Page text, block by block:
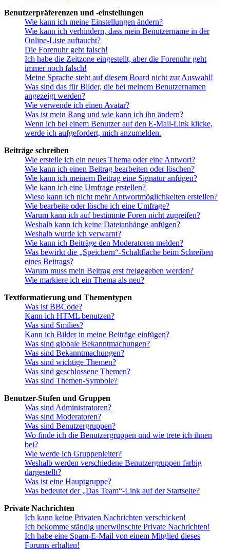
Benutzerpräferenzen und -einstellungen
Wie kann ich meine Einstellungen ändern?
Wie kann ich verhindern, dass mein Benutzername in der
Online-Liste auftaucht?
Die Forenuhr geht falsch!
Ich habe die Zeitzone eingestellt, aber die Forenuhr geht
immer noch falsch!
Meine Sprache steht auf diesem Board nicht zur Auswahl!
Was sind das für Bilder, die bei meinem Benutzernamen
angezeigt werden?
Wie verwende ich einen Avatar?
Was ist mein Rang und wie kann ich ihn ändern?
Wenn ich bei einem Benutzer auf den E-Mail-Link klicke,
werde ich aufgefordert, mich anzumelden.
Beiträge schreiben
Wie erstelle ich ein neues Thema oder eine Antwort?
Wie kann ich einen Beitrag bearbeiten oder löschen?
Wie kann ich meinem Beitrag eine Signatur anfügen?
Wie kann ich eine Umfrage erstellen?
Wieso kann ich nicht mehr Antwortmöglichkeiten erstellen?
Wie bearbeite oder lösche ich eine Umfrage?
Warum kann ich auf bestimmte Foren nicht zugreifen?
Weshalb kann ich keine Dateianhänge anfügen?
Weshalb wurde ich verwarnt?
Wie kann ich Beiträge den Moderatoren melden?
Was bewirkt die „Speichern“-Schaltfläche beim Schreiben
eines Beitrags?
Warum muss mein Beitrag erst freigegeben werden?
Wie markiere ich ein Thema als neu?
Textformatierung und Thementypen
Was ist BBCode?
Kann ich HTML benutzen?
Was sind Smilies?
Kann ich Bilder in meine Beiträge einfügen?
Was sind globale Bekanntmachungen?
Was sind Bekanntmachungen?
Was sind wichtige Themen?
Was sind geschlossene Themen?
Was sind Themen-Symbole?
Benutzer-Stufen und Gruppen
Was sind Administratoren?
Was sind Moderatoren?
Was sind Benutzergruppen?
Wo finde ich die Benutzergruppen und wie trete ich ihnen
bei?
Wie werde ich Gruppenleiter?
Weshalb werden verschiedene Benutzergruppen farbig
dargestellt?
Was ist eine Hauptgruppe?
Was bedeutet der „Das Team“-Link auf der Startseite?
Private Nachrichten
Ich kann keine Privaten Nachrichten verschicken!
Ich bekomme ständig unerwünschte Private Nachrichten!
Ich habe eine Spam-E-Mail von einem Mitglied dieses
Forums erhalten!